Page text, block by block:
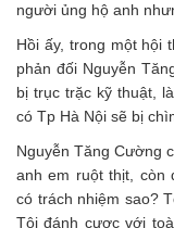
người ủng hộ anh
Hồi ấy, trong một hội
phản đối Nguyễn
bị trục trặc kỹ thuật,
có Tp Hà Nội sẽ bị
Nguyễn Tăng Cường
anh em ruột thịt, còn
có trách nhiệm sao?
Tôi đánh cược với